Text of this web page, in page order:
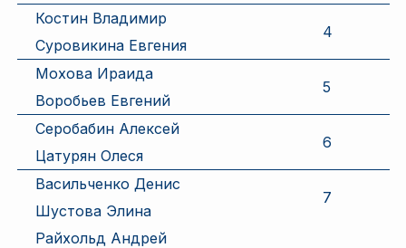
Костин Владимир
4
Суровикина Евгения
Мохова Ираида
5
Воробьев Евгений
Серобабин Алексей
6
Цатурян Олеся
Васильченко Денис
7
Шустова Элина
Райхольд Андрей